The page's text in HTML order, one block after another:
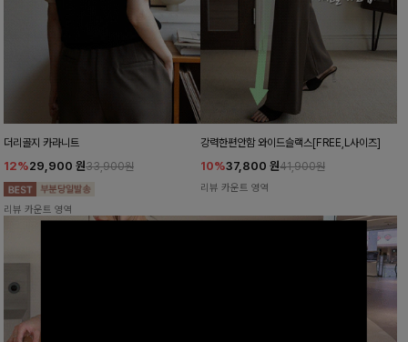
더리골지 카라니트
12%29,900 원33,900원
리뷰 카운트 영역
강력한편안함 와이드슬랙스[FREE,L사이즈]
10%37,800 원41,900원
리뷰 카운트 영역